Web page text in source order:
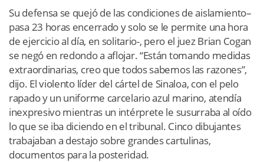
Su defensa se quejó de las condiciones de aislamiento–
pasa 23 horas encerrado y solo se le permite una hora
de ejercicio al día, en solitario-, pero el juez Brian Cogan
se negó en redondo a aflojar. “Están tomando medidas
extraordinarias, creo que todos sabemos las razones”,
dijo. El violento líder del cártel de Sinaloa, con el pelo
rapado y un uniforme carcelario azul marino, atendía
inexpresivo mientras un intérprete le susurraba al oído
lo que se iba diciendo en el tribunal. Cinco dibujantes
trabajaban a destajo sobre grandes cartulinas,
documentos para la posteridad.